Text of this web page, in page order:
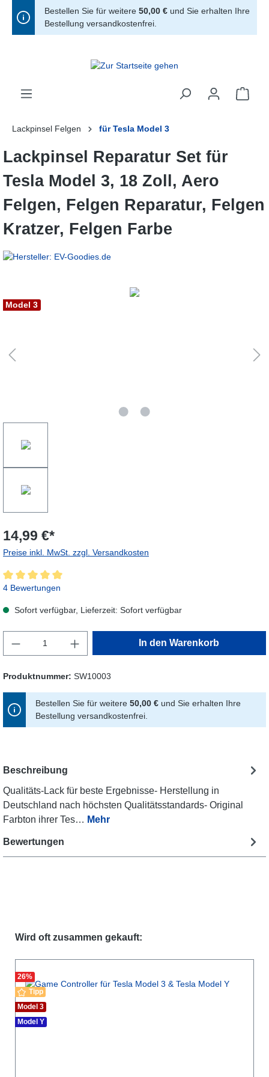
springenBestellen Sie für weitere 50,00 € und Sie erhalten Ihre
Bestellung versandkostenfrei.
Lackpinsel Felgen für Tesla Model 3
Lackpinsel Reparatur Set für
Tesla Model 3, 18 Zoll, Aero
Felgen, Felgen Reparatur, Felgen
Kratzer, Felgen Farbe
Model 3
14,99 €*
Preise inkl. MwSt. zzgl. Versandkosten
Durchschnittliche Bewertung von 5 von 5 Sternen
4 Bewertungen
Sofort verfügbar, Lieferzeit: Sofort verfügbar
Produkt Anzahl: Gib den gewünschten Wert
In den Warenkorb
Produktnummer: SW10003
Bestellen Sie für weitere 50,00 € und Sie erhalten Ihre
Bestellung versandkostenfrei.
Beschreibung
Qualitäts-Lack für beste Ergebnisse- Herstellung in
Deutschland nach höchsten Qualitätsstandards- Original
Farbton ihrer Tes… Mehr
Bewertungen
Produktgalerie überspringen
Wird oft zusammen gekauft:
26%
Tipp
Model 3
Model Y